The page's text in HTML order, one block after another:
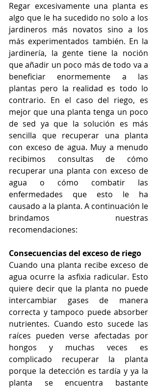
Regar excesivamente una planta es
algo que le ha sucedido no solo a los
jardineros más novatos sino a los
más experimentados también. En la
jardinería, la gente tiene la noción
que añadir un poco más de todo va a
beneficiar enormemente a las
plantas pero la realidad es todo lo
contrario. En el caso del riego, es
mejor que una planta tenga un poco
de sed ya que la solución es más
sencilla que recuperar una planta
con exceso de agua. Muy a menudo
recibimos consultas de cómo
recuperar una planta con exceso de
agua o cómo combatir las
enfermedades que esto le ha
causado a la planta. A continuación le
brindamos nuestras
recomendaciones:
Consecuencias del exceso de riego
Cuando una planta recibe exceso de
agua ocurre la asfixia radicular. Esto
quiere decir que la planta no puede
intercambiar gases de manera
correcta y tampoco puede absorber
nutrientes. Cuando esto sucede las
raíces pueden verse afectadas por
hongos y muchas veces es
complicado recuperar la planta
porque la detección es tardía y ya la
planta se encuentra bastante